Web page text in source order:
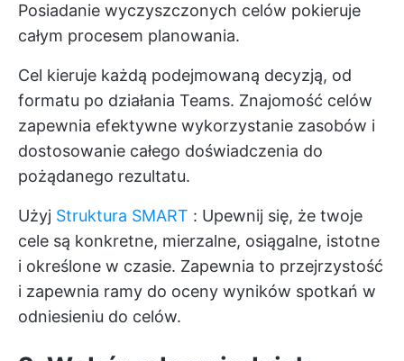
Posiadanie wyczyszczonych celów pokieruje
całym procesem planowania.
Cel kieruje każdą podejmowaną decyzją, od
formatu po działania Teams. Znajomość celów
zapewnia efektywne wykorzystanie zasobów i
dostosowanie całego doświadczenia do
pożądanego rezultatu.
Użyj Struktura SMART : Upewnij się, że twoje
cele są konkretne, mierzalne, osiągalne, istotne
i określone w czasie. Zapewnia to przejrzystość
i zapewnia ramy do oceny wyników spotkań w
odniesieniu do celów.